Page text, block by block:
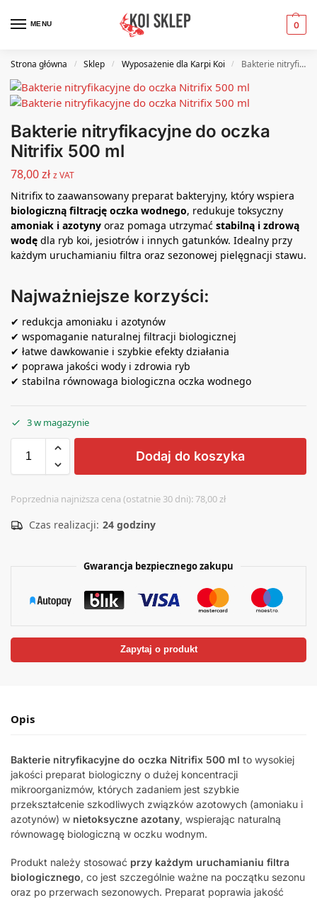
MENU 0
Strona główna / Sklep / Wyposażenie dla Karpi Koi / Bakterie nitryfikacyjne do oczka Nitrifix 500 ml
Bakterie nitryfikacyjne do oczka
Nitrifix 500 ml
78,00zł z VAT
Nitrifix to zaawansowany preparat bakteryjny, który wspiera
biologiczną filtrację oczka wodnego, redukuje toksyczny
amoniak i azotyny oraz pomaga utrzymać stabilną i zdrową
wodę dla ryb koi, jesiotrów i innych gatunków. Idealny przy
każdym uruchamianiu filtra oraz sezonowej pielęgnacji stawu.
Najważniejsze korzyści:
✔ redukcja amoniaku i azotynów
✔ wspomaganie naturalnej filtracji biologicznej
✔ łatwe dawkowanie i szybkie efekty działania
✔ poprawa jakości wody i zdrowia ryb
✔ stabilna równowaga biologiczna oczka wodnego
3 w magazynie
Dodaj do koszyka
Poprzednia najniższa cena (ostatnie 30 dni):78,00zł
n
t
i
e
Czas realizacji: 24 godziny
Gwarancja bezpiecznego zakupu
Zapytaj o produkt
Opis
Bakterie nitryfikacyjne do oczka Nitrifix 500 ml to wysokiej
jakości preparat biologiczny o dużej koncentracji
mikroorganizmów, których zadaniem jest szybkie
przekształcenie szkodliwych związków azotowych (amoniaku i
azotynów) w nietoksyczne azotany, wspierając naturalną
równowagę biologiczną w oczku wodnym.
Produkt należy stosować przy każdym uruchamianiu filtra
biologicznego, co jest szczególnie ważne na początku sezonu
oraz po przerwach sezonowych. Preparat poprawia jakość